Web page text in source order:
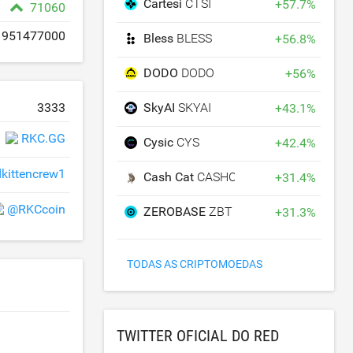
71060
951477000
3333
RKC.GG
@RKCcoin
Cartesi CTSI +57.7%
Bless BLESS +56.8%
DODO DODO +56%
SkyAISKYAI +43.1%
Cysic CYS +42.4%
Cash Cat CASHCAT +31.4%
ZEROBASEZBT +31.3%
TODAS AS CRIPTOMOEDAS
TWITTER OFICIAL DO RED